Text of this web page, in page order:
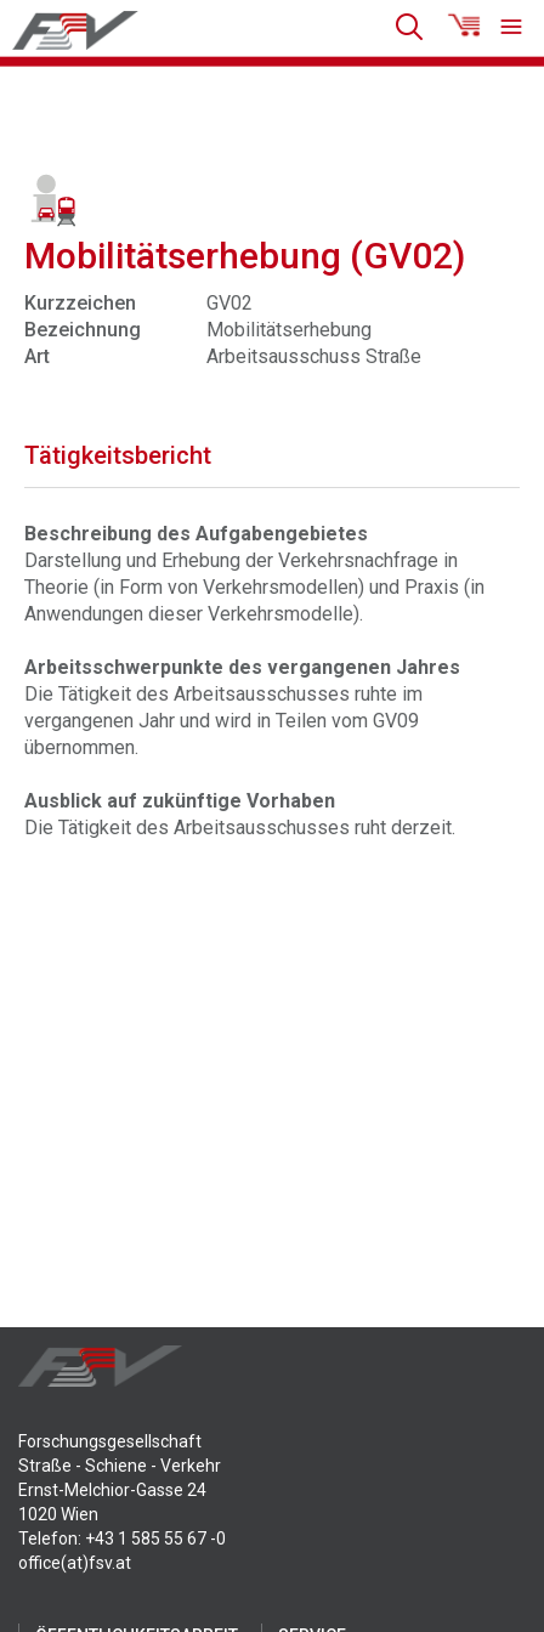
Mobilitätserhebung (GV02)
Kurzzeichen
GV02
Bezeichnung
Mobilitätserhebung
Art
Arbeitsausschuss Straße
Tätigkeitsbericht
Beschreibung des Aufgabengebietes
Darstellung und Erhebung der Verkehrsnachfrage in
Theorie (in Form von Verkehrsmodellen) und Praxis (in
Anwendungen dieser Verkehrsmodelle).
Arbeitsschwerpunkte des vergangenen Jahres
Die Tätigkeit des Arbeitsausschusses ruhte im
vergangenen Jahr und wird in Teilen vom GV09
übernommen.
Ausblick auf zukünftige Vorhaben
Die Tätigkeit des Arbeitsausschusses ruht derzeit.
Forschungsgesellschaft
Straße - Schiene - Verkehr
Ernst-Melchior-Gasse 24
1020 Wien
Telefon: +43 1 585 55 67 -0
office(at)fsv.at